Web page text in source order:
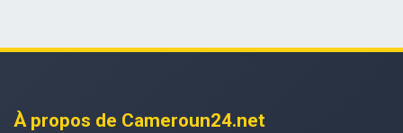
À propos de Cameroun24.net